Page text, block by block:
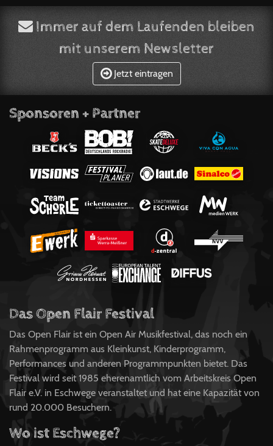
Immer auf dem Laufenden bleiben
mit unserem Newsletter
Jetzt eintragen
Sponsoren + Partner
Das Open Flair Festival
Das Open Flair ist ein Open Air Musikfestival, das noch ein
Rahmenprogramm aus Kleinkunst, Kinderprogramm,
Performances und anderen Programmpunkten bietet. Das
Festival wird seit 1985 eherenamtlich vom Arbeitskreis Open
Flair e.V. in Eschwege veranstaltet und hat eine Kapazität von
rund 20.000 Besuchern.
Wo ist Eschwege?